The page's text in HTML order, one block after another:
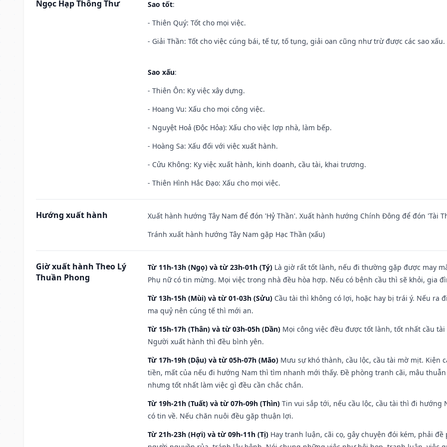
Ngọc Hạp Thông Thư Sao tốt:
- Thiên Quý: Tốt cho mọi việc.
- Giải Thần: Tốt cho việc cúng bái, tế tự, tố tụng, giải oan cũng như trừ được các sao xấu.
Sao xấu:
- Thiên Ôn: Kỵ việc xây dựng.
- Hoang Vu: Xấu cho mọi công việc.
- Nguyệt Hoả (Độc Hỏa): Xấu cho việc lợp nhà, làm bếp.
- Hoàng Sa: Xấu đối với việc xuất hành.
- Cửu Không: Kỵ việc xuất hành, kinh doanh, cầu tài, khai trương.
- Thiên Hình Hắc Đạo: Xấu cho mọi việc.
Hướng xuất hành
Xuất hành hướng Tây Nam để đón 'Hỷ Thần'. Xuất hành hướng Chính Đông để đón 'Tài
Tránh xuất hành hướng Tây Nam gặp Hạc Thần (xấu)
Giờ xuất hành Theo Lý
Thuần Phong
Từ 11h-13h (Ngọ) và từ 23h-01h (Tý) Là giờ rất tốt lành, nếu đi thường gặp được may
Phụ nữ có tin mừng. Mọi việc trong nhà đều hòa hợp. Nếu có bệnh cầu thì sẽ khỏi, gia
Từ 13h-15h (Mùi) và từ 01-03h (Sửu) Cầu tài thì không có lợi, hoặc hay bị trái ý. Nếu
ma quỷ nên cúng tế thì mới an.
Từ 15h-17h (Thân) và từ 03h-05h (Dần) Mọi công việc đều được tốt lành, tốt nhất cầu
Người xuất hành thì đều bình yên.
Từ 17h-19h (Dậu) và từ 05h-07h (Mão) Mưu sự khó thành, cầu lộc, cầu tài mờ mịt. Kiện
tiền, mất của nếu đi hướng Nam thì tìm nhanh mới thấy. Đề phòng tranh cãi, mâu
nhưng tốt nhất làm việc gì đều cần chắc chắn.
Từ 19h-21h (Tuất) và từ 07h-09h (Thìn) Tin vui sắp tới, nếu cầu lộc, cầu tài thì đi hướng
có tin về. Nếu chăn nuôi đều gặp thuận lợi.
Từ 21h-23h (Hợi) và từ 09h-11h (Tị) Hay tranh luận, cãi cọ, gây chuyện đói kém, phải